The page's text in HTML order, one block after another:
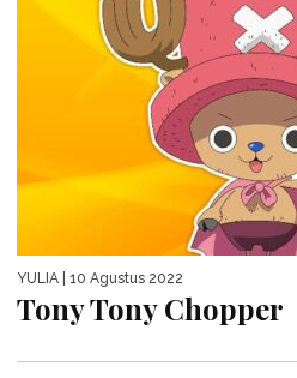
YULIA | 10 Agustus 2022
Tony Tony Chopper